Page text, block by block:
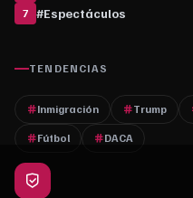
7 #Espectáculos
TENDENCIAS
Inmigración Trump
Fútbol DACA